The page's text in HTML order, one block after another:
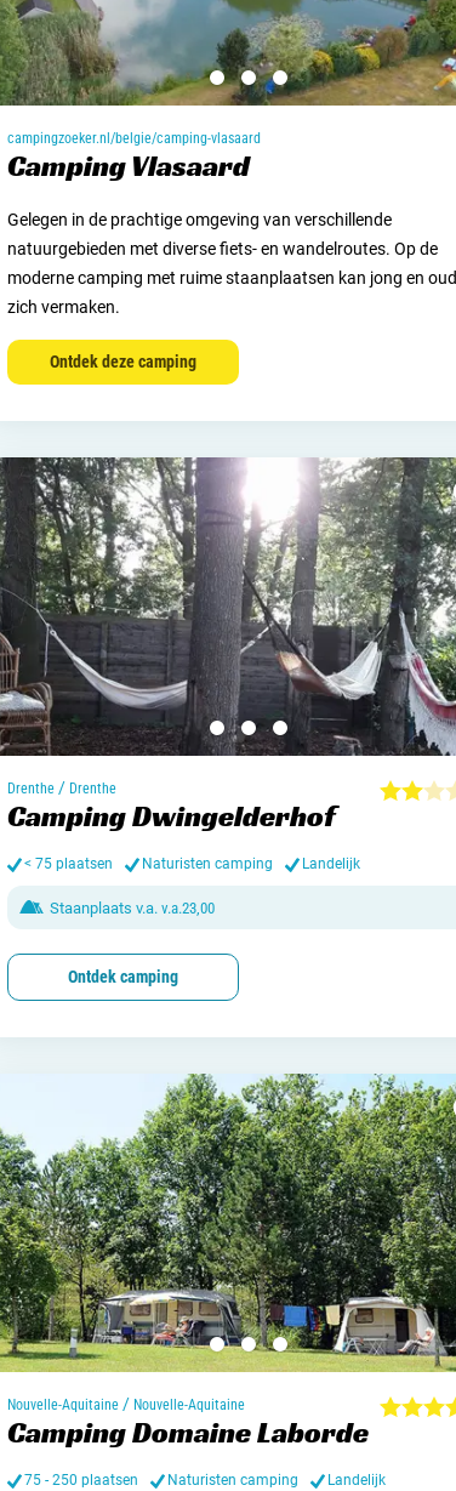
campingzoeker.nl/belgie/camping-vlasaard
Camping Vlasaard
Gelegen in de prachtige omgeving van verschillende
natuurgebieden met diverse fiets- en wandelroutes. Op de
moderne camping met ruime staanplaatsen kan jong en oud
zich vermaken.
Ontdek deze camping
Drenthe / Drenthe
Camping Dwingelderhof
< 75 plaatsen Naturisten camping Landelijk
Staanplaats v.a. v.a.23,00
Ontdek camping
Nouvelle-Aquitaine / Nouvelle-Aquitaine
Camping Domaine Laborde
75 - 250 plaatsen Naturisten camping Landelijk